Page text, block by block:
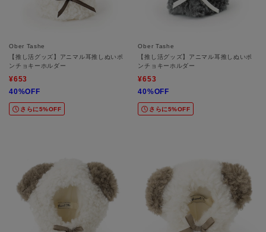
Ober Tashe
【推し活グッズ】アニマル耳推しぬいポ
ンチョキーホルダー
¥653
40%OFF
さらに5%OFF
Ober Tashe
【推し活グッズ】アニマル耳推しぬいポ
ンチョキーホルダー
¥653
40%OFF
さらに5%OFF